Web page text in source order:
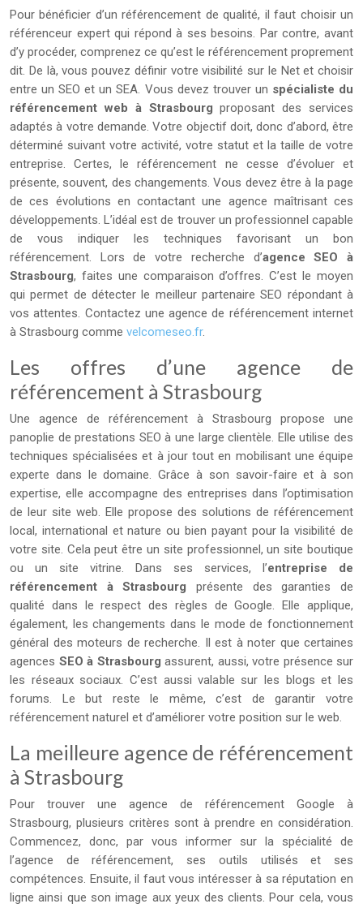
Pour bénéficier d’un référencement de qualité, il faut choisir un
référenceur expert qui répond à ses besoins. Par contre, avant
d’y procéder, comprenez ce qu’est le référencement proprement
dit. De là, vous pouvez définir votre visibilité sur le Net et choisir
entre un SEO et un SEA. Vous devez trouver un spécialiste du
référencement web à Strasbourgproposant des services
adaptés à votre demande. Votre objectif doit, donc d’abord, être
déterminé suivant votre activité, votre statut et la taille de votre
entreprise. Certes, le référencement ne cesse d’évoluer et
présente, souvent, des changements. Vous devez être à la page
de ces évolutions en contactant une agence maîtrisant ces
développements. L’idéal est de trouver un professionnel capable
de vous indiquer les techniques favorisant un bon
référencement. Lors de votre recherche d’agence SEO à
Strasbourg, faites une comparaison d’offres. C’est le moyen
qui permet de détecter le meilleur partenaire SEO répondant à
vos attentes. Contactez une agence de référencement internet
à Strasbourg comme velcomeseo.fr.
Les offres d’une agence de
référencement à Strasbourg
Une agence de référencement à Strasbourg propose une
panoplie de prestations SEO à une large clientèle. Elle utilise des
techniques spécialisées et à jour tout en mobilisant une équipe
experte dans le domaine. Grâce à son savoir-faire et à son
expertise, elle accompagne des entreprises dans l’optimisation
de leur site web. Elle propose des solutions de référencement
local, international et nature ou bien payant pour la visibilité de
votre site. Cela peut être un site professionnel, un site boutique
ou un site vitrine. Dans ses services, l’entreprise de
référencement à Strasbourg présente des garanties de
qualité dans le respect des règles de Google. Elle applique,
également, les changements dans le mode de fonctionnement
général des moteurs de recherche. Il est à noter que certaines
agences SEO à Strasbourg assurent, aussi, votre présence sur
les réseaux sociaux. C’est aussi valable sur les blogs et les
forums. Le but reste le même, c’est de garantir votre
référencement naturel et d’améliorer votre position sur le web.
La meilleure agence de référencement
à Strasbourg
Pour trouver une agence de référencement Google à
Strasbourg, plusieurs critères sont à prendre en considération.
Commencez, donc, par vous informer sur la spécialité de
l’agence de référencement, ses outils utilisés et ses
compétences. Ensuite, il faut vous intéresser à sa réputation en
ligne ainsi que son image aux yeux des clients. Pour cela, vous